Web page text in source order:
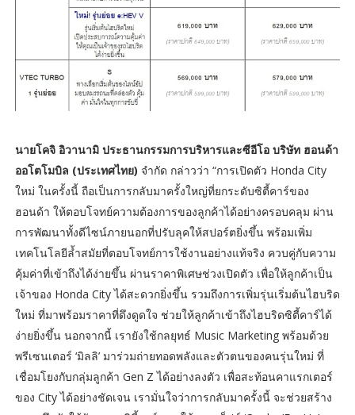
นายโคจิ อิวานามิ ประธานกรรมการบริหารและซีอีโอ บริษัท ฮอนด้า
ออโตโมบิล (ประเทศไทย) จำกัด กล่าวว่า “การเปิดตัว Honda City
ใหม่ ในครั้งนี้ ถือเป็นการกลับมาครั้งใหญ่ที่ยกระดับซิตี้คาร์ของ
ฮอนด้า ให้ตอบโจทย์ความต้องการของลูกค้าได้อย่างครอบคลุม ผ่าน
การพัฒนาทั้งดีไซน์ภายนอกที่ปรับลุคให้สปอร์ตยิ่งขึ้น พร้อมเพิ่ม
เทคโนโลยีล้ำสมัยที่ตอบโจทย์การใช้งานอย่างแท้จริง ควบคู่กับความ
คุ้มค่าที่เข้าถึงได้ง่ายขึ้น ผ่านราคาพิเศษช่วงเปิดตัว เพื่อให้ลูกค้าเป็น
เจ้าของ Honda City ได้สะดวกยิ่งขึ้น รวมถึงการเพิ่มรุ่นเริ่มต้นไฮบริด
ใหม่ ที่มาพร้อมราคาที่ดึงดูดใจ ช่วยให้ลูกค้าเข้าถึงไฮบริดซิตี้คาร์ได้
ง่ายยิ่งขึ้น นอกจากนี้ เรายังใช้กลยุทธ์ Music Marketing พร้อมด้วย
พรีเซนเตอร์ ‘มิลลิ’ มาร่วมถ่ายทอดพลังและตัวตนของคนรุ่นใหม่ ที่
เชื่อมโยงกับกลุ่มลูกค้า Gen Z ได้อย่างลงตัว เพื่อสะท้อนคาแรกเตอร์
ของ City ได้อย่างชัดเจน เรามั่นใจว่าการกลับมาครั้งนี้ จะช่วยสร้าง